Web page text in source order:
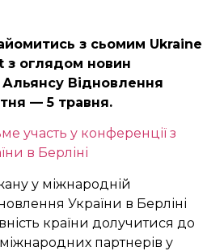
з сьомим Ukraine
з оглядом новин
Альянсу Відновлення
— 5 травня.
участь у конференції з
в Берліні
у міжнародній
України в Берліні
країни долучитися до
партнерів у